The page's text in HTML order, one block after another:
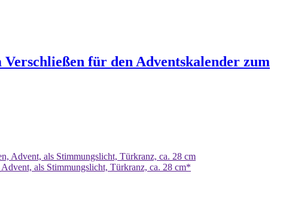
für den Adventskalender zum
als Stimmungslicht, Türkranz, ca. 28 cm*